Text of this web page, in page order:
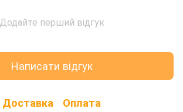
Додайте перший відгук
Написати відгук
Доставка Оплата